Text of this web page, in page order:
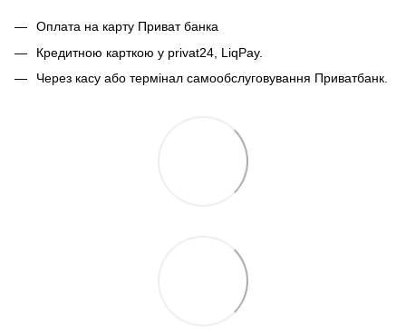
Оплата на карту Приват банка
Кредитною карткою у privat24, LiqPay.
Через касу або термінал самообслуговування Приватбанк.